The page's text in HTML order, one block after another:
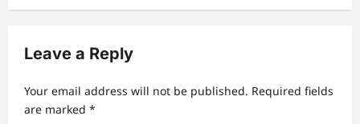
v
g
a
t
Leave a Reply
Your email address will not be published. Required fields
are marked *